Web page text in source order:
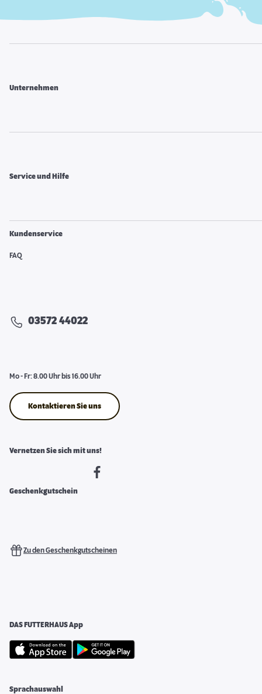
Unternehmen
Service und Hilfe
Kundenservice
FAQ
03572 44022
Mo - Fr: 8.00 Uhr bis 16.00 Uhr
Kontaktieren Sie uns
Vernetzen Sie sich mit uns!
Geschenkgutschein
Zu den Geschenkgutscheinen
DAS FUTTERHAUS App
Sprachauswahl